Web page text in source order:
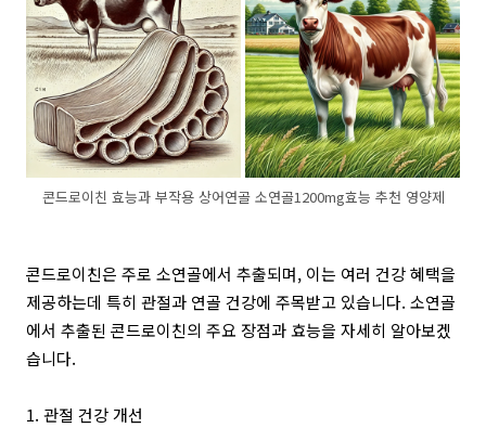
콘드로이친 효능과 부작용 상어연골 소연골1200mg효능 추천 영양제
콘드로이친은 주로 소연골에서 추출되며, 이는 여러 건강 혜택을
제공하는데 특히 관절과 연골 건강에 주목받고 있습니다. 소연골
에서 추출된 콘드로이친의 주요 장점과 효능을 자세히 알아보겠
습니다.
1. 관절 건강 개선